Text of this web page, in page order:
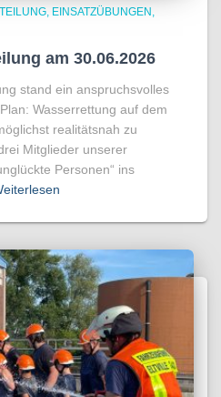
EINSATZÜBUNGEN
am 30.06.2026
stand ein anspruchsvolles
Wasserrettung auf dem
realitätsnah zu
Mitglieder unserer
Personen“ ins